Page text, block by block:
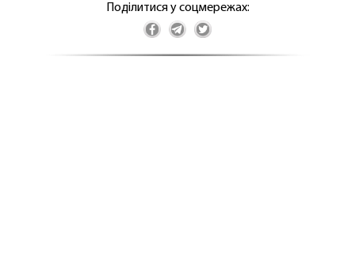
Поділитися у соцмережах: